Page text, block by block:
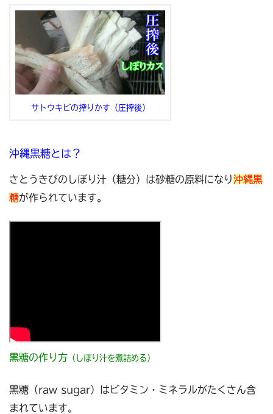
サトウキビの搾りかす（圧搾後）
沖縄黒糖とは？
さとうきびのしぼり汁（糖分）は砂糖の原料になり沖縄黒
糖が作られています。
黒糖の作り方 （しぼり汁を煮詰める）
黒糖（raw sugar）はビタミン・ミネラルがたくさん含
まれています。